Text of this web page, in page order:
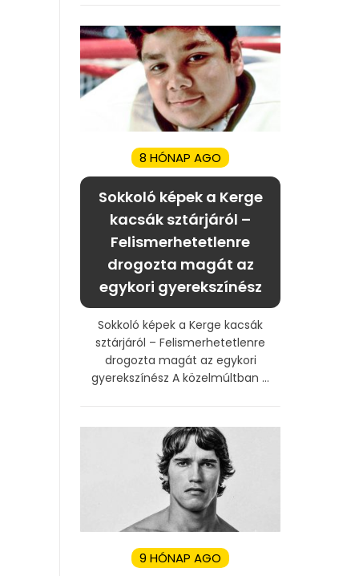
8 HÓNAP AGO
Sokkoló képek a Kerge
kacsák sztárjáról –
Felismerhetetlenre
drogozta magát az
egykori gyerekszínész
Sokkoló képek a Kerge kacsák
sztárjáról – Felismerhetetlenre
drogozta magát az egykori
gyerekszínész A közelmúltban ...
9 HÓNAP AGO